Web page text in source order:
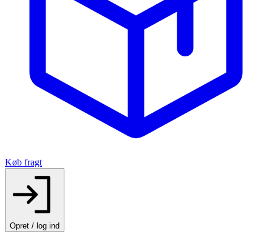
Køb fragt
Opret / log ind